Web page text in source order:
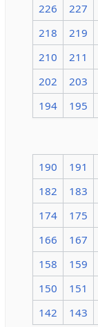
226
227
218
219
210
211
202
203
194
195
190 191
182
183
174
175
166
167
158
159
150
151
142
143